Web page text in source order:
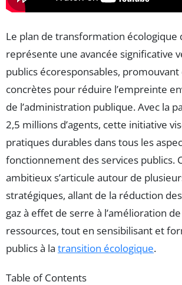
Le plan de transformation écologique
représente une avancée significative
publics écoresponsables, promouvant
concrètes pour réduire l’empreinte
de l’administration publique. Avec la
2,5 millions d’agents, cette initiative
pratiques durables dans tous les
fonctionnement des services publics.
ambitieux s’articule autour de
stratégiques, allant de la réduction
gaz à effet de serre à l’amélioration
ressources, tout en sensibilisant et
publics à la transition écologique.
Table of Contents